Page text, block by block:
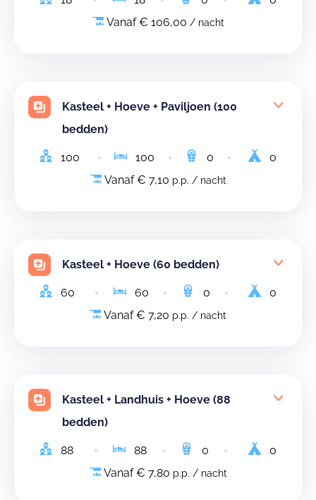
Vanaf € 106,00 / nacht
Kasteel + Hoeve + Paviljoen (100
bedden)
100 100 0
0
Vanaf € 7,10 p.p. / nacht
Kasteel + Hoeve (60 bedden)
60 60 0
0
Vanaf € 7,20 p.p. / nacht
Kasteel + Landhuis + Hoeve (88
bedden)
88 88 0
0
Vanaf € 7,80 p.p. / nacht